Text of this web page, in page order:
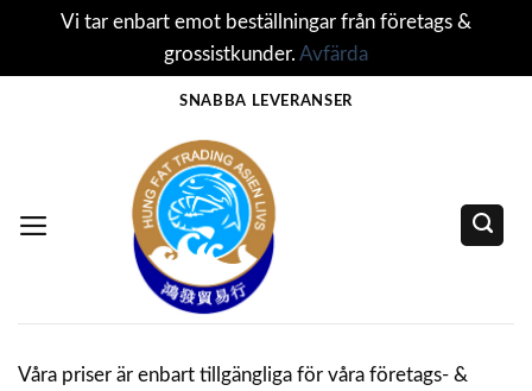
Vi tar enbart emot beställningar från företags &
grossistkunder. Avfärda
SNABBA LEVERANSER
Våra priser är enbart tillgängliga för våra företags- &